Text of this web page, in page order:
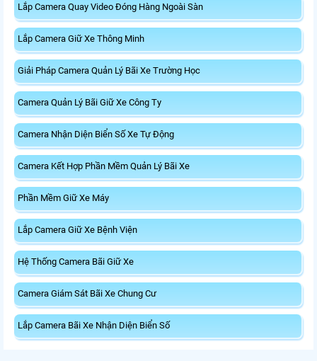
Lắp Camera Quay Video Đóng Hàng Ngoài Sàn
Lắp Camera Giữ Xe Thông Minh
Giải Pháp Camera Quản Lý Bãi Xe Trường Học
Camera Quản Lý Bãi Giữ Xe Công Ty
Camera Nhận Diện Biển Số Xe Tự Động
Camera Kết Hợp Phần Mềm Quản Lý Bãi Xe
Phần Mềm Giữ Xe Máy
Lắp Camera Giữ Xe Bệnh Viện
Hệ Thống Camera Bãi Giữ Xe
Camera Giám Sát Bãi Xe Chung Cư
Lắp Camera Bãi Xe Nhận Diện Biển Số